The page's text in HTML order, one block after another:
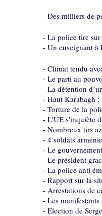
- Des milliers de
- La police tire
- Un enseignant à
- Climat tendu
- Le parti au
- La détention
- Haut Karabagh
- Torture de la
- L'UE s'inquiète
- Nombreux tirs
- 4 soldats
- Le
- Le président
- La police anti
- Rapport sur la
- Arrestations de
- Les
- Election de